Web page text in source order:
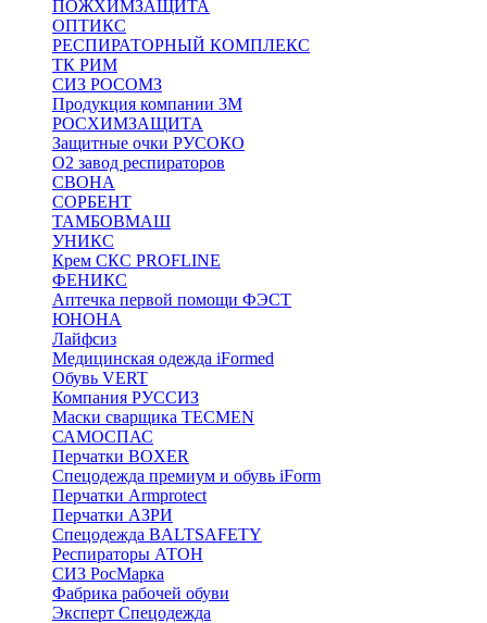
ПОЖХИМЗАЩИТА
ОПТИКС
РЕСПИРАТОРНЫЙ КОМПЛЕКС
ТК РИМ
СИЗ РОСОМЗ
Продукция компании 3M
РОСХИМЗАЩИТА
Защитные очки РУСОКО
О2 завод респираторов
СВОНА
СОРБЕНТ
ТАМБОВМАШ
УНИКС
Крем СКС PROFLINE
ФЕНИКС
Аптечка первой помощи ФЭСТ
ЮНОНА
Лайфсиз
Медицинская одежда iFormed
Обувь VERT
Компания РУССИЗ
Маски сварщика TECMEN
САМОСПАС
Перчатки BOXER
Спецодежда премиум и обувь iForm
Перчатки Armprotect
Перчатки АЗРИ
Спецодежда BALTSAFETY
Респираторы АТОН
СИЗ РосМарка
Фабрика рабочей обуви
Эксперт Спецодежда